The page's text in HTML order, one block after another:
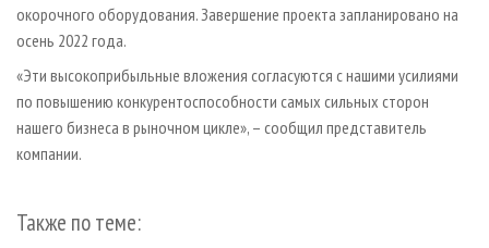
окорочного оборудования. Завершение проекта запланировано на
осень 2022 года.
«Эти высокоприбыльные вложения согласуются с нашими усилиями
по повышению конкурентоспособности самых сильных сторон
нашего бизнеса в рыночном цикле», – сообщил представитель
компании.
Также по теме: